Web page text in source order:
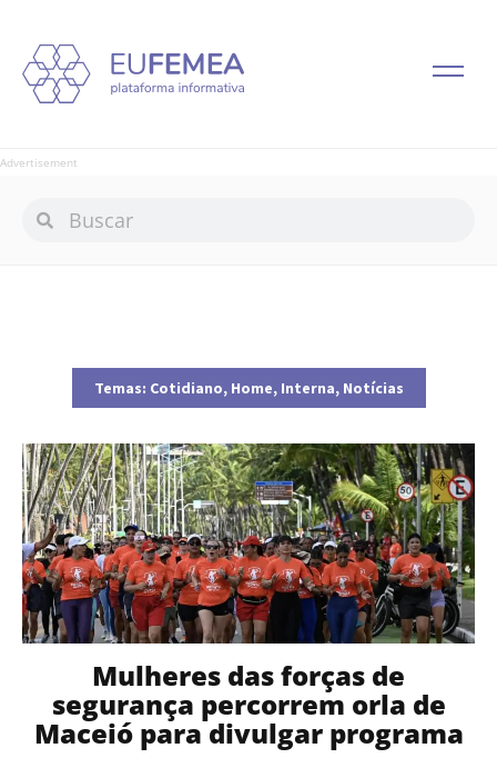
Advertisement
Temas: Cotidiano, Home, Interna, Notícias
Mulheres das forças de
segurança percorrem orla de
Maceió para divulgar programa